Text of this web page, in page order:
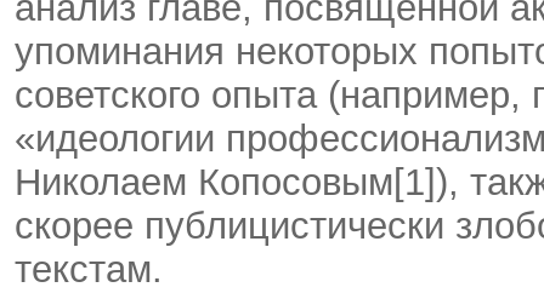
упоминания некоторых
советского опыта (например,
«идеологии
Николаем Копосовым[1]),
скорее публицистически
текстам.